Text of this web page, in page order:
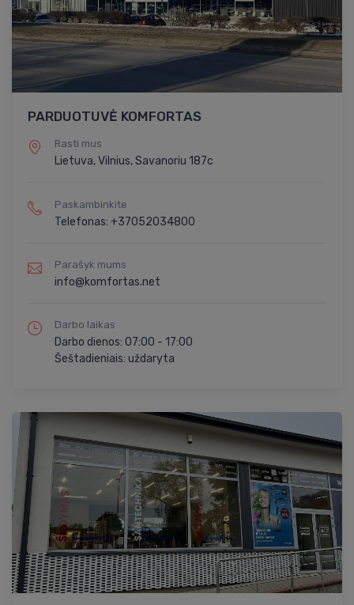
PARDUOTUVĖ KOMFORTAS
Rasti mus
Lietuva, Vilnius, Savanoriu 187c
Paskambinkite
Telefonas: +37052034800
Parašyk mums
info@komfortas.net
Darbo laikas
Darbo dienos: 07:00 - 17:00
Šeštadieniais: uždaryta